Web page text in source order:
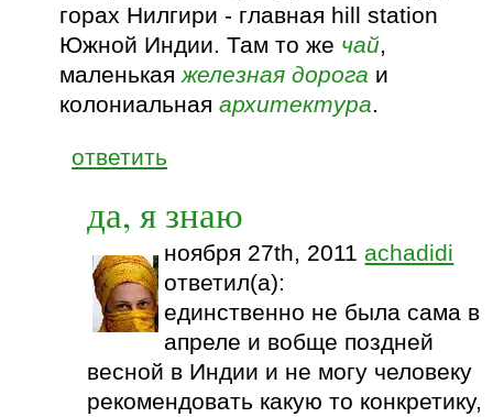
горах Нилгири - главная hill station
Южной Индии. Там то же чай,
маленькаяжелезная дорога и
колониальнаяархитектура.
ответить
да, я знаю
ноября 27th, 2011 achadidi
ответил(а):
единственно не была сама в
апреле и вобще поздней
весной в Индии и не могу человеку
рекомендовать какую то конкретику,